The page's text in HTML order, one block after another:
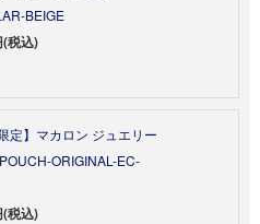
BEIGE
税込)
定】マカロン ジュエリー
ORIGINAL-EC-
税込)